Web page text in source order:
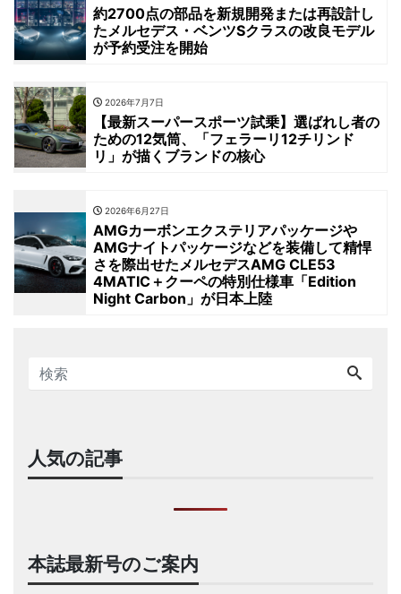
約2700点の部品を新規開発または再設計し
たメルセデス・ベンツSクラスの改良モデル
が予約受注を開始
2026年7月7日
【最新スーパースポーツ試乗】選ばれし者の
ための12気筒、「フェラーリ12チリンド
リ」が描くブランドの核心
2026年6月27日
AMGカーボンエクステリアパッケージや
AMGナイトパッケージなどを装備して精悍
さを際出せたメルセデスAMG CLE53
4MATIC＋クーペの特別仕様車「Edition
Night Carbon」が日本上陸
人気の記事
本誌最新号のご案内